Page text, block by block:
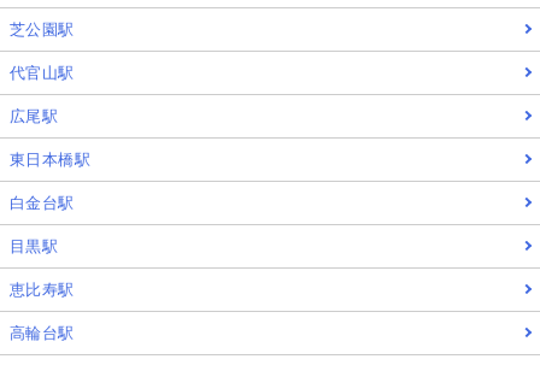
芝公園駅
代官山駅
広尾駅
東日本橋駅
白金台駅
目黒駅
恵比寿駅
高輪台駅